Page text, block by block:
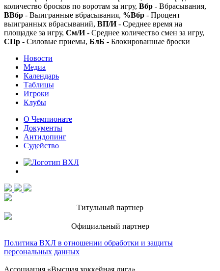
количество бросков по воротам за игру, Вбр - Вбрасывания,
ВВбр - Выигранные вбрасывания, %Вбр - Процент
выигранных вбрасываний, ВП/И- Среднее время на
площадке за игру, См/И- Среднее количество смен за игру,
СПр - Силовые приемы, БлБ - Блокированные броски
Новости
Медиа
Календарь
Таблицы
Игроки
Клубы
О Чемпионате
Документы
Антидопинг
Судейство
Титульный партнер
Официальный партнер
Политика ВХЛ в отношении обработки и защиты
персональных данных
Ассоциация «Высшая хоккейная лига»